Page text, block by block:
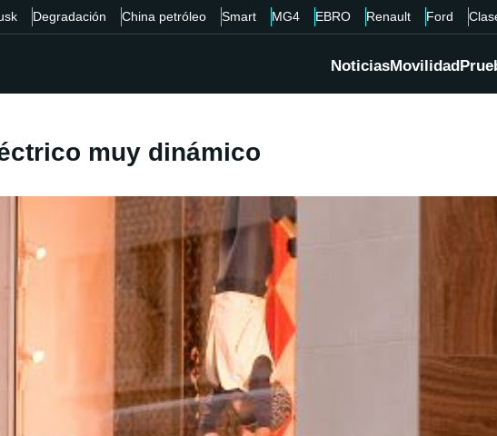
Degradación China petróleo Smart MG4 EBRO Renault Ford
NoticiasMovilidad
muy dinámico